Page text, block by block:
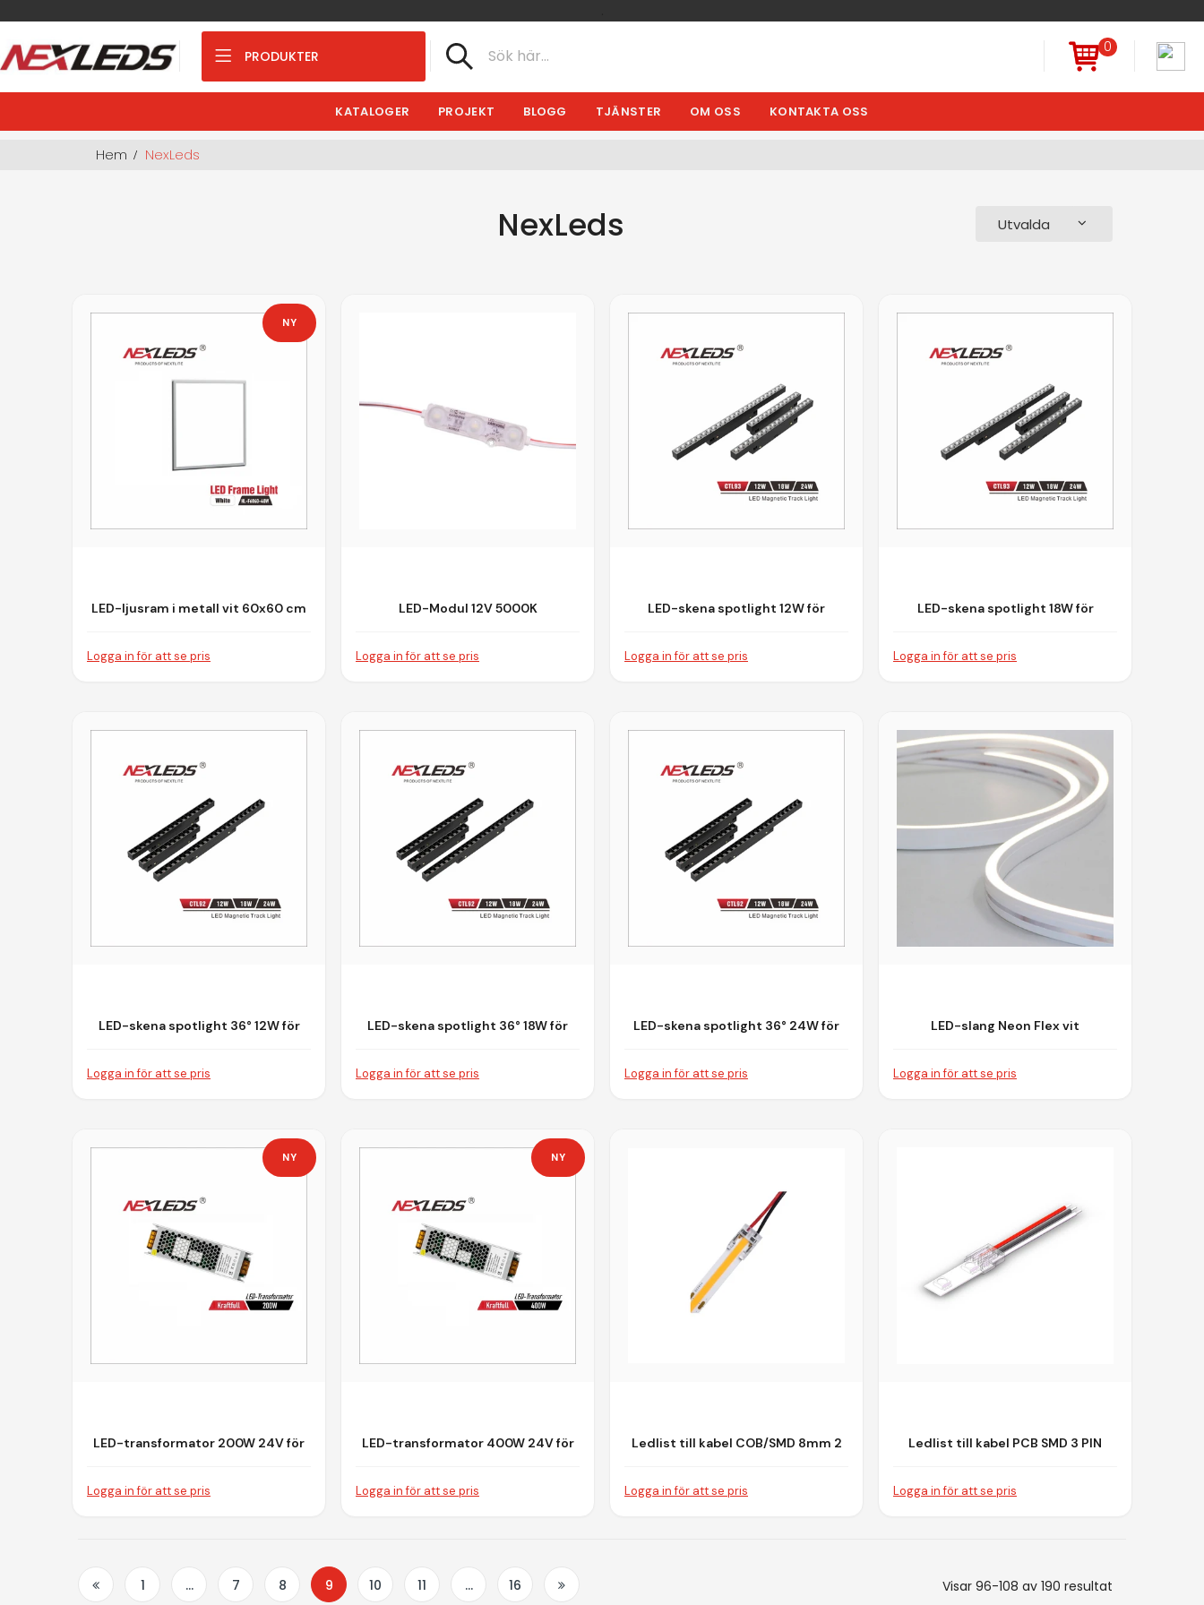
PRODUKTER
0
KATALOGER PROJEKT BLOGG TJÄNSTER OM OSS KONTAKTA OSS
Hem NexLeds
NexLeds
NY
LED-ljusram i metall vit 60x60 cm
Logga in för att se pris
LED-Modul 12V 5000K
Logga in för att se pris
LED-skena spotlight 12W för
Logga in för att se pris
LED-skena spotlight 18W för
Logga in för att se pris
LED-skena spotlight 36° 12W för
Logga in för att se pris
LED-skena spotlight 36° 18W för
Logga in för att se pris
LED-skena spotlight 36° 24W för
Logga in för att se pris
LED-slang Neon Flex vit
Logga in för att se pris
NY
LED-transformator 200W 24V för
Logga in för att se pris
NY
LED-transformator 400W 24V för
Logga in för att se pris
Ledlist till kabel COB/SMD 8mm 2
Logga in för att se pris
Ledlist till kabel PCB SMD 3 PIN
Logga in för att se pris
1 … 7 8 9 10 11 … 16 Visar 96-108 av 190 resultat